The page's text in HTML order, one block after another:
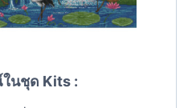
นชุด Kits :